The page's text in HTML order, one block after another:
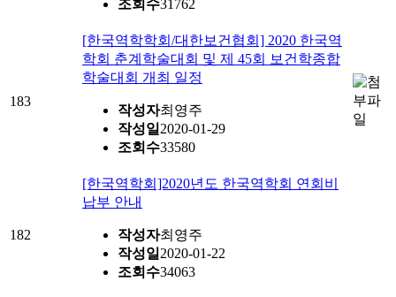
조회수31762
183
[한국역학학회/대한보건협회] 2020 한국역
학회 춘계학술대회 및 제 45회 보건학종합
학술대회 개최 일정
작성자최영주
작성일 2020-01-29
조회수33580
182
[한국역학회]2020년도 한국역학회 연회비
납부 안내
작성자최영주
작성일 2020-01-22
조회수34063